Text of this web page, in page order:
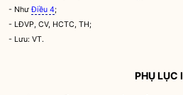
- NhưĐiều 4;
- LĐVP, CV, HCTC, TH;
- Lưu: VT.
PHỤ LỤC I